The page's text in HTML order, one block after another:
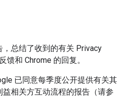
总结了收到的有关 Privacy
馈和 Chrome 的回复。
已同意每季度公开提供有关其
益相关方互动流程的报告（请参